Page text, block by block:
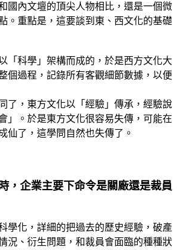
國內文壇的頂尖人物相比，還是一個微
。重點是，這要談到東、西文化的基礎
「科學」架構而成的，於是西方文化大
個過程，記錄所有客觀細節數據，以便
了，東方文化以「經驗」傳承，經驗說
」。於是東方文化很容易失傳，可能在
仙了，這學問自然也失傳了。
，企業主要下命令是關廠還是裁員
化，詳細的把過去的歷史經驗，破產
況、衍生問題，和裁員會面臨的種種狀